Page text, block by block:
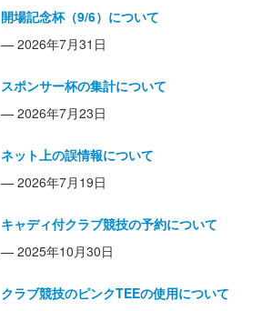
開場記念杯（9/6）について
— 2026年7月31日
スポンサー杯の集計について
— 2026年7月23日
ネット上の誤情報について
— 2026年7月19日
キャディ付クラブ競技の予約について
— 2025年10月30日
クラブ競技のピンクTEEの使用について